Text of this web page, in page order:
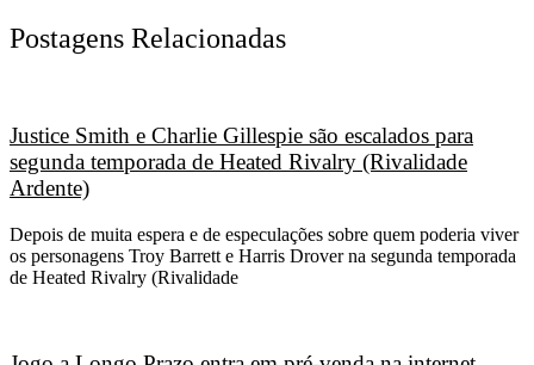
Postagens Relacionadas
Justice Smith e Charlie Gillespie são escalados para
segunda temporada de Heated Rivalry (Rivalidade
Ardente)
Depois de muita espera e de especulações sobre quem poderia viver
os personagens Troy Barrett e Harris Drover na segunda temporada
de Heated Rivalry (Rivalidade